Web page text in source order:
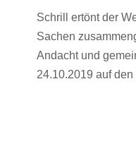
Schrill ertönt der
Sachen
Andacht und
24.10.2019 auf